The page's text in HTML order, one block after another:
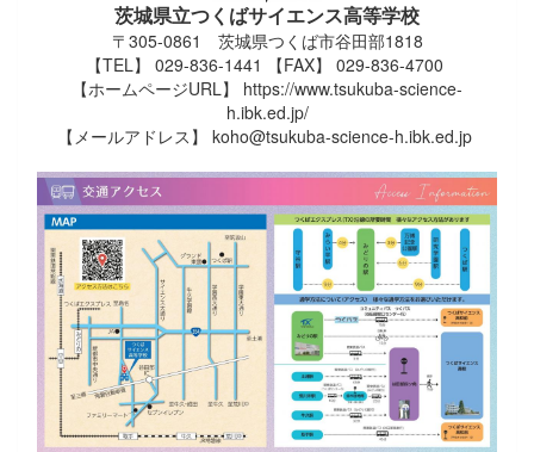
茨城県立つくばサイエンス高等学校
〒305-0861 茨城県つくば市谷田部1818
【TEL】 029-836-1441 【FAX】 029-836-4700
【ホームページURL】 https://www.tsukuba-science-
h.ibk.ed.jp/
【メールアドレス】 koho@tsukuba-science-h.ibk.ed.jp